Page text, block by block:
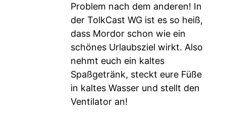
Problem nach dem anderen! In
der TolkCast WG ist es so heiß,
dass Mordor schon wie ein
schönes Urlaubsziel wirkt. Also
nehmt euch ein kaltes
Spaßgetränk, steckt eure Füße
in kaltes Wasser und stellt den
Ventilator an!